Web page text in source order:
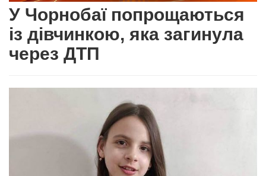
У Чорнобаї попрощаються
із дівчинкою, яка загинула
через ДТП